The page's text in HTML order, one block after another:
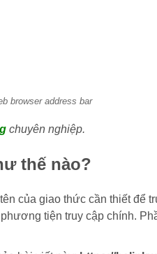
browser address bar
chuyên nghiệp.
thế nào?
của giao thức cần thiết để
tiện truy cập chính.